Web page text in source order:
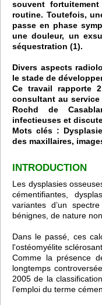
souvent
routine. Toutefois,
passe en phase
une douleur, un
séquestration (1).
Divers aspects
le stade de
Ce travail rapporte
consultant au service
Rochd de
infectieuses et
Mots clés :
des maxillaires,
INTRODUCTION
Les dysplasies
cémentifiantes,
variantes d’un
bénignes, de nature
Dans le passé, ces
l'ostéomyélite
Comme la présence
longtemps
2005 de la
l’emploi du terme